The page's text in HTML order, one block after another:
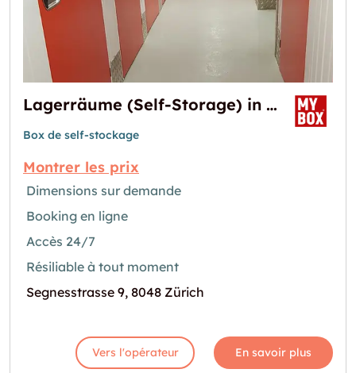
Lagerräume (Self-Storage) in Zürich West
Box de self-stockage
Montrer les prix
Dimensions sur demande
Booking en ligne
Accès 24/7
Résiliable à tout moment
Segnesstrasse 9, 8048 Zürich
Vers l'opérateur En savoir plus